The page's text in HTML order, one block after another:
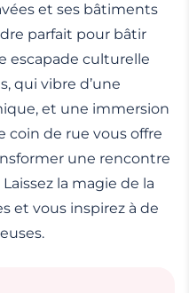
et ses bâtiments
parfait pour bâtir
escapade culturelle
qui vibre d’une
et une immersion
coin de rue vous offre
une rencontre
la magie de la
et vous inspirez à de